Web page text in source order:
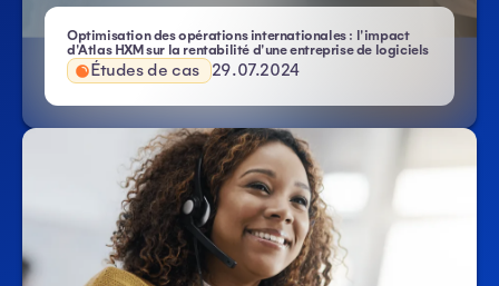
Optimisation des opérations internationales : l'impact
d'Atlas HXM sur la rentabilité d'une entreprise de logiciels
Études de cas 29.07.2024